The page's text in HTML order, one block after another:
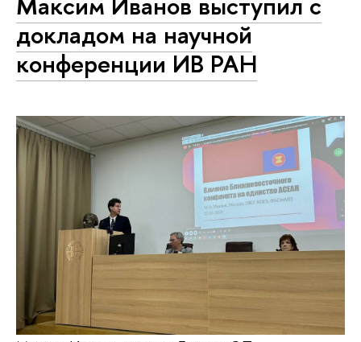
докладом на научной
конференции ИВ РАН